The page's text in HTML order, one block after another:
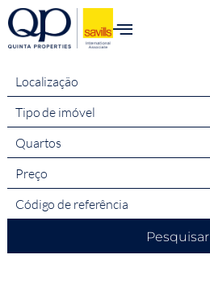
conteúdo
Localização
Tipo de imóvel
Quartos
Preço
Pesquisar